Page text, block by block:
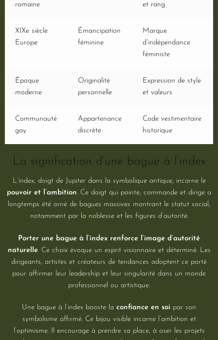
romaine
et rang
XIXe siècle
Europe
Émancipation
féminine
Marque
d’indépendance
féministe
Époque
moderne
Originalité
personnelle
Expression de style
et valeurs
Communauté
gay
Appartenance
discrète
Code vestimentaire
historique
La signification d’une bague à l’index
L’index, doigt de Jupiter dans la symbolique antique, incarne le
pouvoir et l’ambition. Ce doigt qui pointe, commande et dirige a
longtemps été orné de bagues massives montrant le statut social,
notamment par la noblesse et les figures d’autorité.
Porter une bague à l’index renforce l’image d’autorité
naturelle. Ce choix évoque un esprit visionnaire et déterminé. Les
dirigeants, artistes et créateurs de tendances adoptent ce porté
pour affirmer leur leadership et leur singularité dans un monde
professionnel ou artistique.
Une bague à l’index booste la confiance en soi par son
symbolisme affirmé. Ce bijou visible incarne l’ambition et
l’optimisme. Il encourage à prendre sa place, à oser les projets